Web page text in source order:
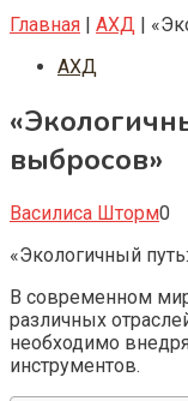
Главная | АХД |
АХД
выбросов»
Василиса Шторм0
«Экологичный
В современном
различных
необходимо
инструментов.